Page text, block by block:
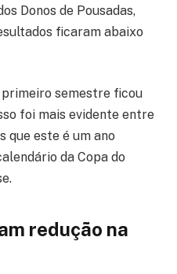
Donos de Pousadas,
ficaram abaixo
primeiro semestre ficou
foi mais evidente entre
que este é um ano
da Copa do
redução na